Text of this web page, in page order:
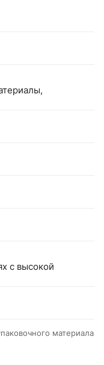
с высокой
материала